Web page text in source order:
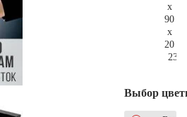
x
90
x
20
Выбор